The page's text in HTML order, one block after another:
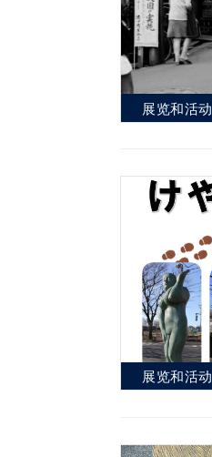
展览和活动
展览和活动